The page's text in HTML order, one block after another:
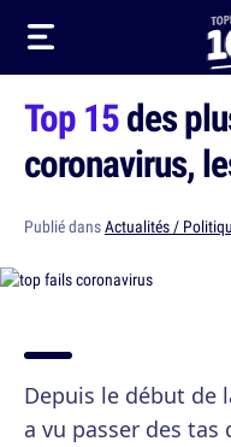
Top 15des
coronavirus,
Publié dansActualités /
Depuis le début de
a vu passer des